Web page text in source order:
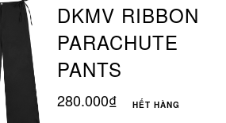
DKMV RIBBON
PARACHUTE
PANTS
280.000₫ HẾT HÀNG